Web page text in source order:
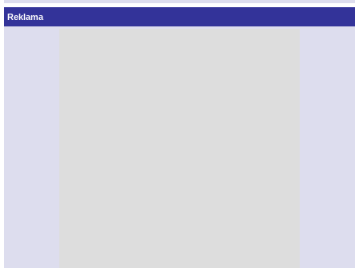
Reklama